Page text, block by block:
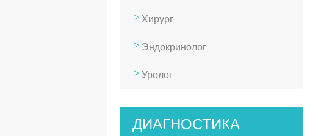
Хирург
Эндокринолог
Уролог
ДИАГНОСТИКА